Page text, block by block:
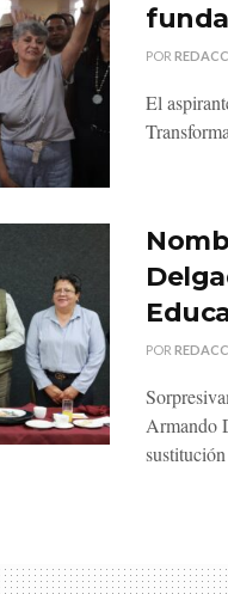
POR
El
POR
Armando